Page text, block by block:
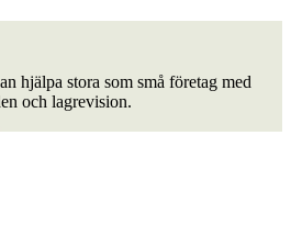
hjälpa stora som små företag med
och lagrevision.